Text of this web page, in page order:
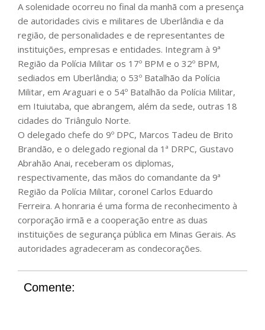
A solenidade ocorreu no final da manhã com a presença
de autoridades civis e militares de Uberlândia e da
região, de personalidades e de representantes de
instituições, empresas e entidades. Integram à 9ª
Região da Polícia Militar os 17º BPM e o 32º BPM,
sediados em Uberlândia; o 53º Batalhão da Polícia
Militar, em Araguari e o 54º Batalhão da Polícia Militar,
em Ituiutaba, que abrangem, além da sede, outras 18
cidades do Triângulo Norte.
O delegado chefe do 9º DPC, Marcos Tadeu de Brito
Brandão, e o delegado regional da 1ª DRPC, Gustavo
Abrahão Anai, receberam os diplomas,
respectivamente, das mãos do comandante da 9ª
Região da Polícia Militar, coronel Carlos Eduardo
Ferreira. A honraria é uma forma de reconhecimento à
corporação irmã e a cooperação entre as duas
instituições de segurança pública em Minas Gerais. As
autoridades agradeceram as condecorações.
Comente: